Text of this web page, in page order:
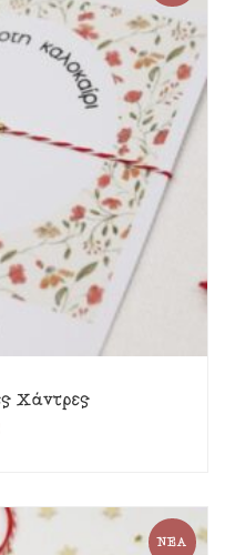
Χάντρες
ΝΈΑ